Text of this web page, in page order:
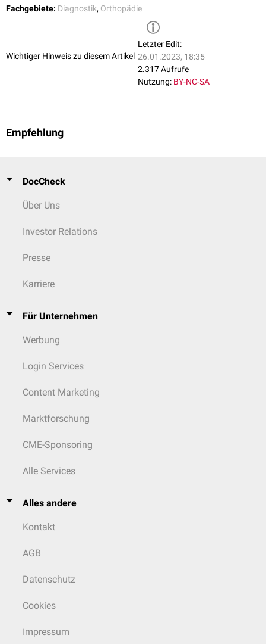
Fachgebiete: Diagnostik, Orthopädie
Wichtiger Hinweis zu diesem Artikel
Letzter Edit:
26.01.2023, 18:35
2.317 Aufrufe
Nutzung: BY-NC-SA
Empfehlung
DocCheck
Über Uns
Investor Relations
Presse
Karriere
Für Unternehmen
Werbung
Login Services
Content Marketing
Marktforschung
CME-Sponsoring
Alle Services
Alles andere
Kontakt
AGB
Datenschutz
Cookies
Impressum